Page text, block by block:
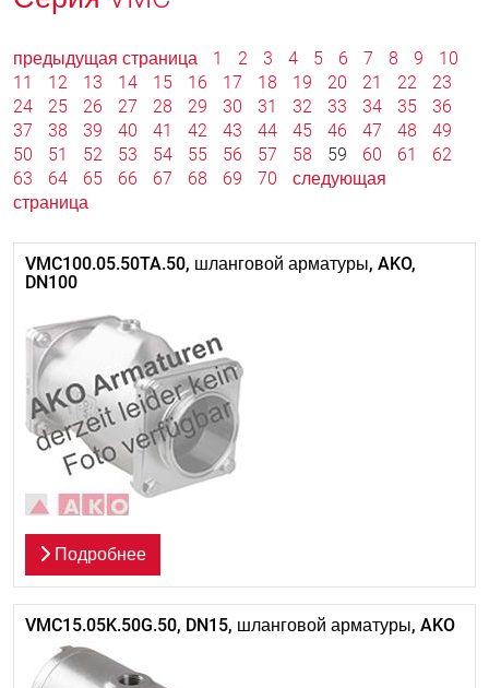
предыдущая страница 1 2 3 4 5 6 7 8 9
10
11
12 13 14 15 16 17 18 19 20 21 22
23
24
25 26 27 28 29 30 31 32 33 34 35
36
37
38 39 40 41 42 43 44 45 46 47 48
49
50
51 52 53 54 55 56 57 58 59 60 61
62
63
64 65 66 67 68 69 70
следующая
страница
VMC100.05.50TA.50, шланговой арматуры, AKO,
DN100
Подробнее
VMC15.05K.50G.50, DN15, шланговой арматуры, AKO